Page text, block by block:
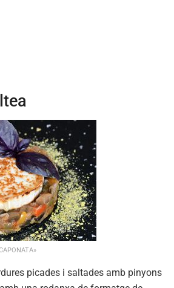
picades i saltades amb pinyons